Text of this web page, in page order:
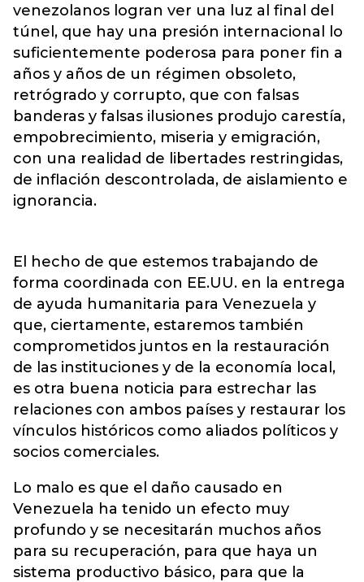
venezolanos logran ver una luz al final del
túnel, que hay una presión internacional lo
suficientemente poderosa para poner fin a
años y años de un régimen obsoleto,
retrógrado y corrupto, que con falsas
banderas y falsas ilusiones produjo carestía,
empobrecimiento, miseria y emigración,
con una realidad de libertades restringidas,
de inflación descontrolada, de aislamiento e
ignorancia.
El hecho de que estemos trabajando de
forma coordinada con EE.UU. en la entrega
de ayuda humanitaria para Venezuela y
que, ciertamente, estaremos también
comprometidos juntos en la restauración
de las instituciones y de la economía local,
es otra buena noticia para estrechar las
relaciones con ambos países y restaurar los
vínculos históricos como aliados políticos y
socios comerciales.
Lo malo es que el daño causado en
Venezuela ha tenido un efecto muy
profundo y se necesitarán muchos años
para su recuperación, para que haya un
sistema productivo básico, para que la